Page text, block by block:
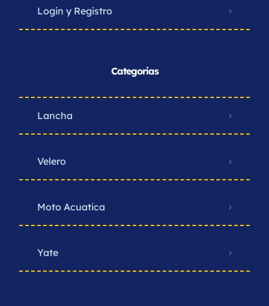
Login y Registro
Categorias
Lancha
Velero
Moto Acuatica
Yate